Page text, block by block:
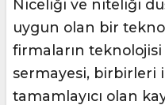
Niceliği ve niteliği
uygun olan bir
firmaların
sermayesi, birbirleri
tamamlayıcı olan